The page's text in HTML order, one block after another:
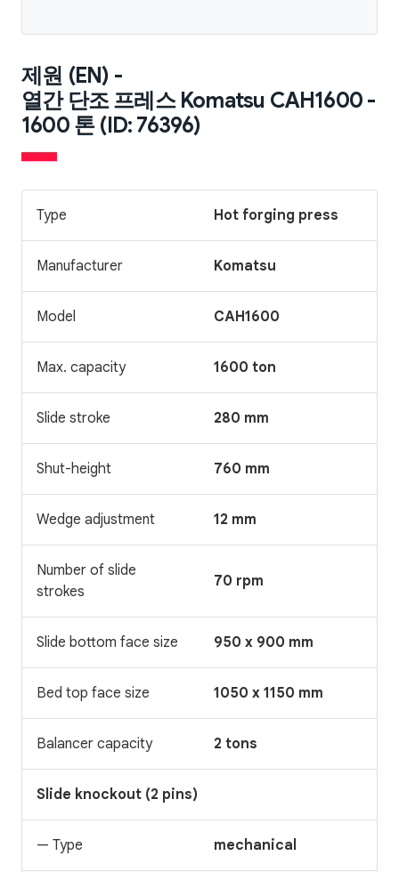
제원 (EN) -
열간 단조 프레스 Komatsu CAH1600 -
1600 톤 (ID: 76396)
Type Hot forging press
Manufacturer Komatsu
Model CAH1600
Max. capacity 1600 ton
Slide stroke 280 mm
Shut-height 760 mm
Wedge adjustment 12 mm
Number of slide
strokes
70 rpm
Slide bottom face size 950 x 900 mm
Bed top face size 1050 x 1150 mm
Balancer capacity 2 tons
Slide knockout (2 pins)
— Type mechanical